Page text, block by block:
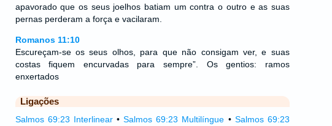
apavorado que os seus joelhos batiam um contra o outro e as suas
pernas perderam a força e vacilaram.
Romanos 11:10
Escureçam-se os seus olhos, para que não consigam ver, e suas
costas fiquem encurvadas para sempre”. Os gentios: ramos
enxertados
Ligações
Salmos 69:23 Interlinear•Salmos 69:23 Multilíngue • Salmos 69:23